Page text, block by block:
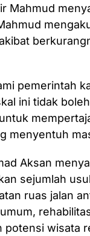
Mahmud
pemerintah
ini tidak
menyentuh
Aksan
sejumlah
ruas jalan
potensi wisata